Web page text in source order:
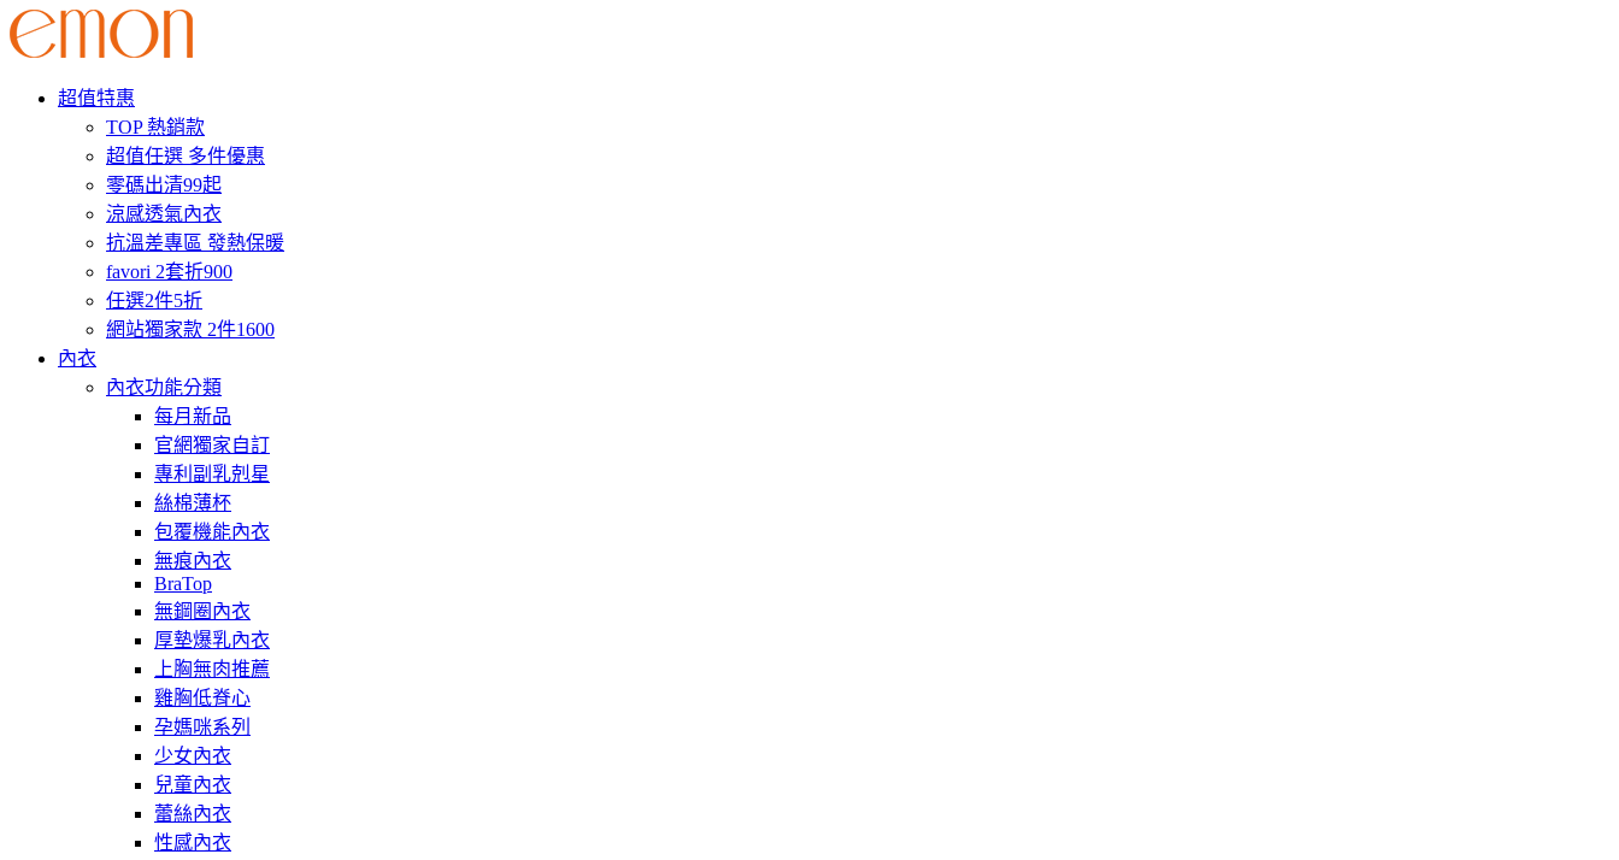
超值特惠
TOP 熱銷款
超值任選 多件優惠
零碼出清99起
涼感透氣內衣
抗溫差專區 發熱保暖
favori 2套折900
任選2件5折
網站獨家款 2件1600
內衣
內衣功能分類
每月新品
官網獨家自訂
專利副乳剋星
絲棉薄杯
包覆機能內衣
無痕內衣
BraTop
無鋼圈內衣
厚墊爆乳內衣
上胸無肉推薦
雞胸低脊心
孕媽咪系列
少女內衣
兒童內衣
蕾絲內衣
性感內衣